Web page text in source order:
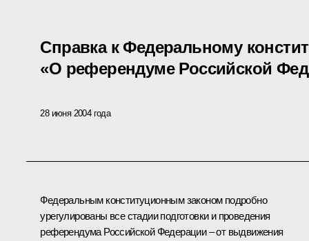
Справка к Федеральному
«О референдуме Российской
28 июня 2004 года
Федеральным конституционным законом подробно
урегулированы все стадии подготовки и проведения
референдума Российской Федерации – от выдвижения